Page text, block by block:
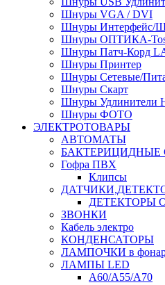
Шнуры VGA / DVI
Шнуры Интерфейс/
Шнуры ОПТИКА-
Шнуры Патч-Корд
Шнуры Принтер
Шнуры Сетевые/
Шнуры Скарт
Шнуры Удлинители
Шнуры ФОТО
ЭЛЕКТРОТОВАРЫ
АВТОМАТЫ
Гофра ПВХ
Клипсы
ДЕТЕКТОРЫ
ЗВОНКИ
Кабель электро
КОНДЕНСАТОРЫ
ЛАМПОЧКИ в
ЛАМПЫ LED
A60/A55/A70